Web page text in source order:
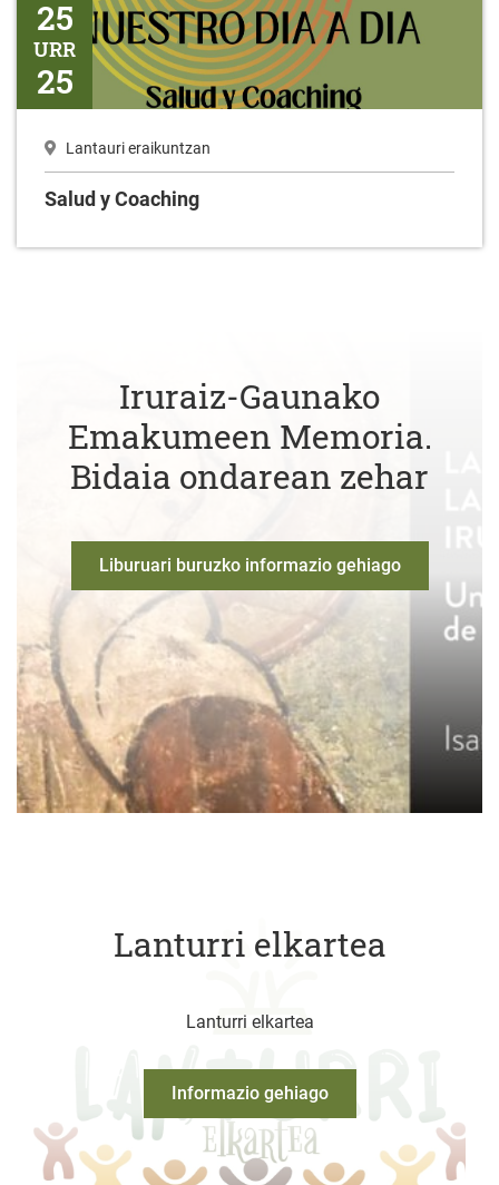
25
URR
25
Lantauri eraikuntzan
Salud y Coaching
Iruraiz-Gaunako
Emakumeen Memoria.
Bidaia ondarean zehar
Liburuari buruzko informazio gehiago
Lanturri elkartea
Lanturri elkartea
Informazio gehiago